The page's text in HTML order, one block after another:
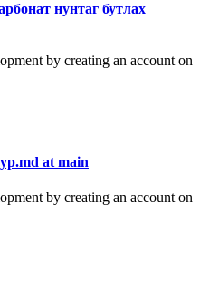
нунтаг бутлах
by creating an account on
at main
by creating an account on